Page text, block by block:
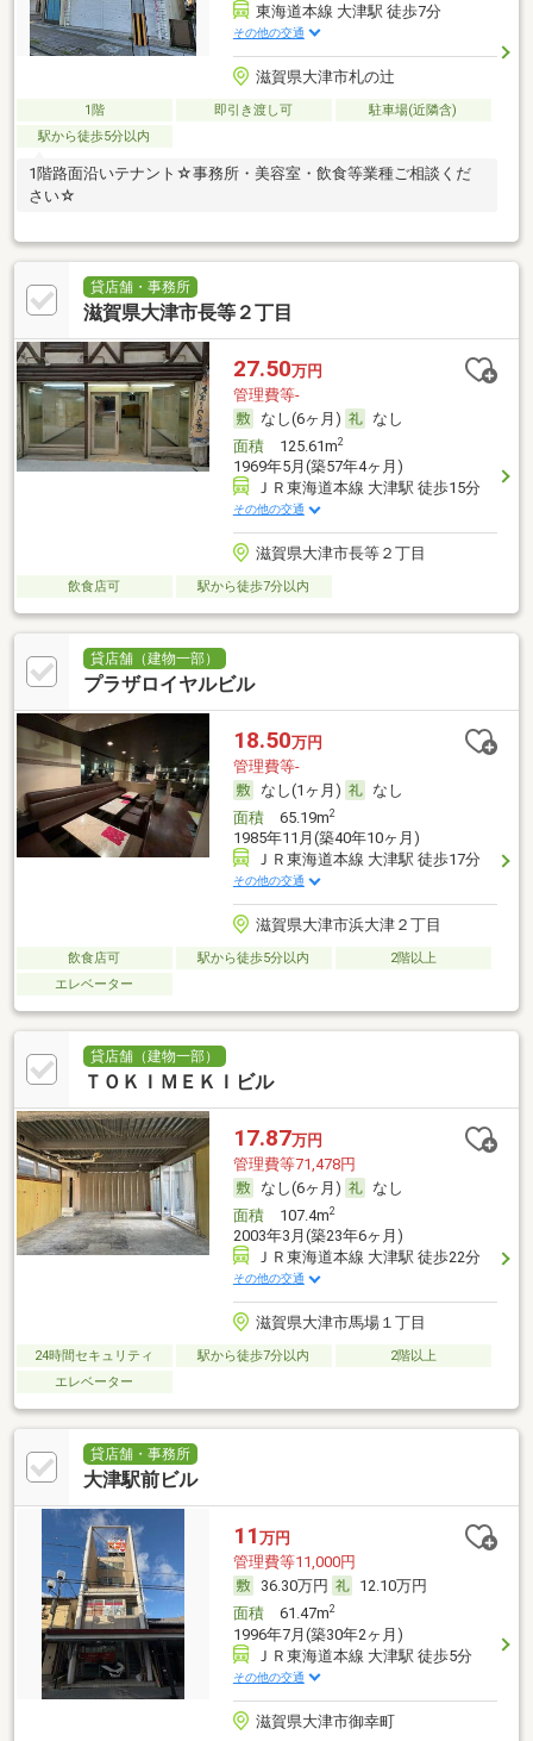
東海道本線 大津駅 徒歩7分
その他の交通
滋賀県大津市札の辻
1階 即引き渡し可
駐車場(近隣含)
駅から徒歩5分以内
1階路面沿いテナント☆事務所・美容室・飲食等業種ご相談くだ
さい☆
貸店舗・事務所
滋賀県大津市長等２丁目
27.50万円
管理費等-
なし(6ヶ月)
なし
面積125.61m2
1969年5月(築57年4ヶ月)
ＪＲ東海道本線 大津駅 徒歩15分
その他の交通
滋賀県大津市長等２丁目
飲食店可 駅から徒歩7分以内
貸店舗（建物一部）
プラザロイヤルビル
18.50万円
管理費等-
なし(1ヶ月)
なし
面積65.19m2
1985年11月(築40年10ヶ月)
ＪＲ東海道本線 大津駅 徒歩17分
その他の交通
滋賀県大津市浜大津２丁目
飲食店可 駅から徒歩5分以内
2階以上
エレベーター
貸店舗（建物一部）
ＴＯＫＩＭＥＫＩビル
17.87万円
管理費等71,478円
なし(6ヶ月)
なし
面積107.4m2
2003年3月(築23年6ヶ月)
ＪＲ東海道本線 大津駅 徒歩22分
その他の交通
滋賀県大津市馬場１丁目
24時間セキュリティ 駅から徒歩7分以内
2階以上
エレベーター
貸店舗・事務所
大津駅前ビル
11 万円
管理費等11,000円
36.30万円
12.10万円
面積61.47m2
1996年7月(築30年2ヶ月)
ＪＲ東海道本線 大津駅 徒歩5分
その他の交通
滋賀県大津市御幸町